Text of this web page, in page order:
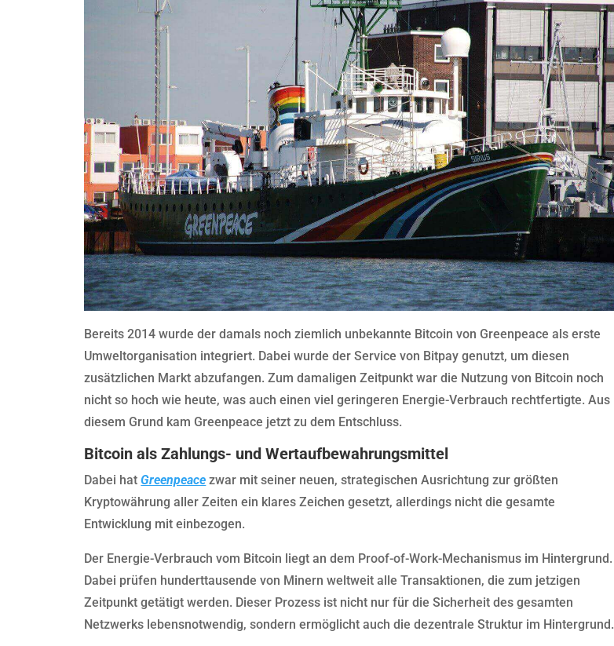
Bereits 2014 wurde der damals noch ziemlich unbekannte Bitcoin von Greenpeace als erste
Umweltorganisation integriert. Dabei wurde der Service von Bitpay genutzt, um diesen
zusätzlichen Markt abzufangen. Zum damaligen Zeitpunkt war die Nutzung von Bitcoin noch
nicht so hoch wie heute, was auch einen viel geringeren Energie-Verbrauch rechtfertigte. Aus
diesem Grund kam Greenpeace jetzt zu dem Entschluss.
Bitcoin als Zahlungs- und Wertaufbewahrungsmittel
Dabei hatGreenpeace zwar mit seiner neuen, strategischen Ausrichtung zur größten
Kryptowährung aller Zeiten ein klares Zeichen gesetzt, allerdings nicht die gesamte
Entwicklung mit einbezogen.
Der Energie-Verbrauch vom Bitcoin liegt an dem Proof-of-Work-Mechanismus im Hintergrund.
Dabei prüfen hunderttausende von Minern weltweit alle Transaktionen, die zum jetzigen
Zeitpunkt getätigt werden. Dieser Prozess ist nicht nur für die Sicherheit des gesamten
Netzwerks lebensnotwendig, sondern ermöglicht auch die dezentrale Struktur im Hintergrund.